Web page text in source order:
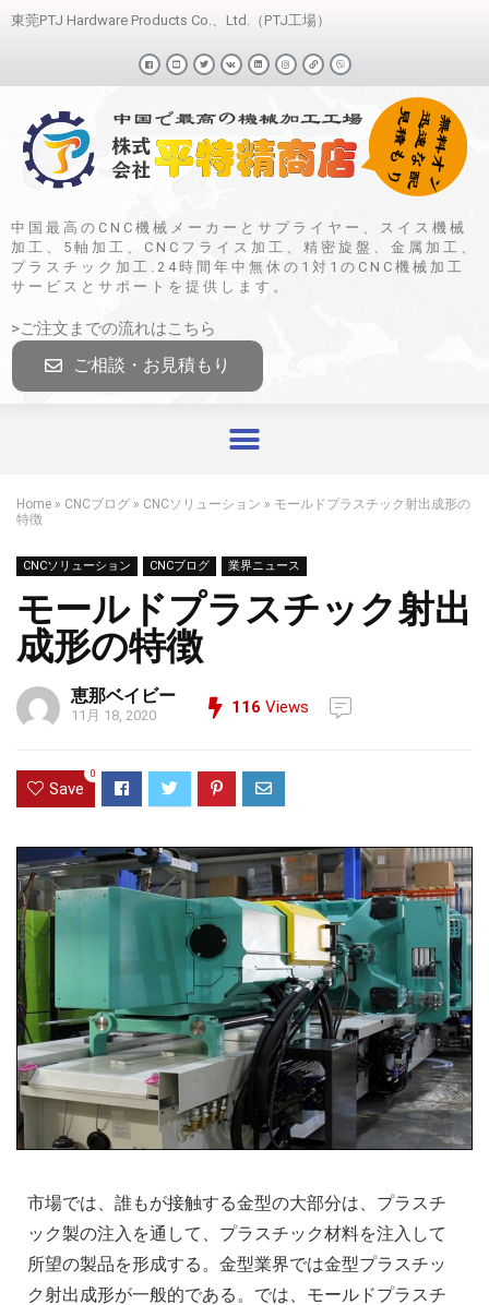
東莞PTJ Hardware Products Co.、Ltd.（PTJ工場）
中国最高のCNC機械メーカーとサプライヤー、スイス機械
加工、5軸加工、CNCフライス加工、精密旋盤、金属加工、
プラスチック加工.24時間年中無休の1対1のCNC機械加工
サービスとサポートを提供します。
>ご注文までの流れはこちら
ご相談・お見積もり
Home » CNCブログ » CNCソリューション » モールドプラスチック射出成形の
特徴
CNCソリューション CNCブログ 業界ニュース
モールドプラスチック射出
成形の特徴
恵那ベイビー
11月 18, 2020 116 Views
Save
0
市場では、誰もが接触する金型の大部分は、プラスチ
ック製の注入を通して、プラスチック材料を注入して
所望の製品を形成する。金型業界では金型プラスチッ
ク射出成形が一般的である。では、モールドプラスチ